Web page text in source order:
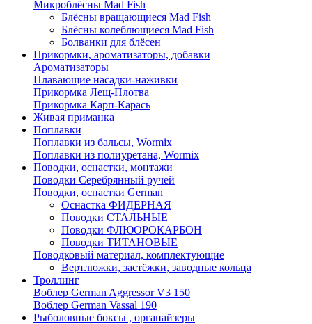
Микроблёсны Mad Fish
Блёсны вращающиеся Mad Fish
Блёсны колеблющиеся Mad Fish
Болванки для блёсен
Прикормки, ароматизаторы, добавки
Ароматизаторы
Плавающие насадки-наживки
Прикормка Лещ-Плотва
Прикормка Карп-Карась
Живая приманка
Поплавки
Поплавки из бальсы, Wormix
Поплавки из полиуретана, Wormix
Поводки, оснастки, монтажи
Поводки Серебрянный ручей
Поводки, оснастки German
Оснастка ФИДЕРНАЯ
Поводки СТАЛЬНЫЕ
Поводки ФЛЮОРОКАРБОН
Поводки ТИТАНОВЫЕ
Поводковый материал, комплектующие
Вертлюжки, застёжки, заводные кольца
Троллинг
Воблер German Aggressor V3 150
Воблер German Vassal 190
Рыболовные боксы , органайзеры